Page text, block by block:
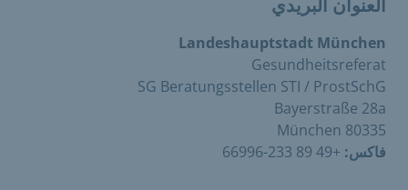
العنوان البريدي
Landeshauptstadt München
Gesundheitsreferat
SG Beratungsstellen STI / ProstSchG
Bayerstraße 28a
80335 München
فاكس: +49 89 233-66996